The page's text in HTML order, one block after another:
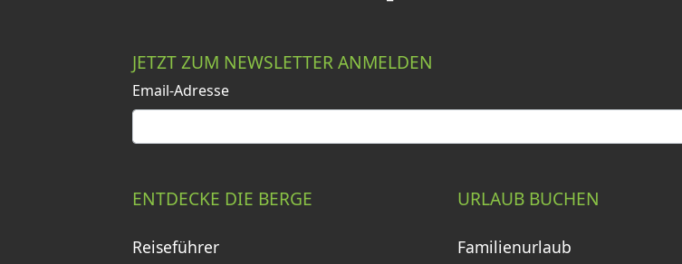
JETZT ZUM NEWSLETTER ANMELDEN
Email-Adresse
ENTDECKE DIE BERGE
Reiseführer
URLAUB BUCHEN
Familienurlaub